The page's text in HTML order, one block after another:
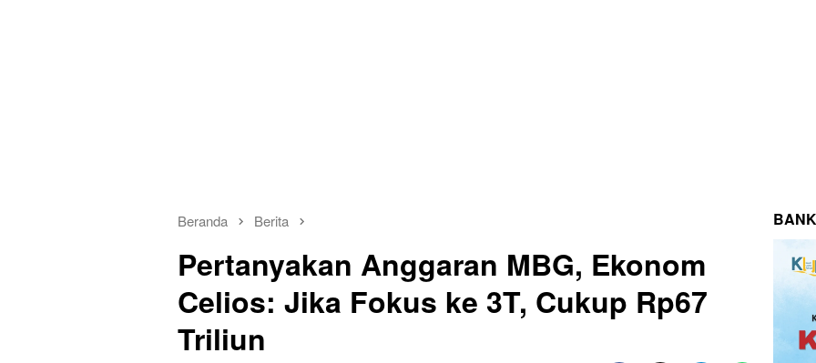
Beranda Berita
Pertanyakan Anggaran MBG, Ekonom
Celios: Jika Fokus ke 3T, Cukup Rp67
Triliun